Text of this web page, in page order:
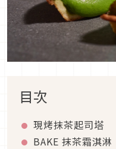
目次
現烤抹茶起司塔
BAKE 抹茶霜淇淋